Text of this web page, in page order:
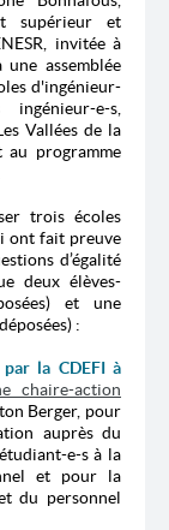
supérieur et
invitée à
assemblée
d'ingénieur-
e-s,
Vallées de la
au programme
trois écoles
ont fait preuve
d’égalité
deux élèves-
et une
:
la CDEFI à
chaire-action
Berger, pour
auprès du
e-s à la
et pour la
du personnel